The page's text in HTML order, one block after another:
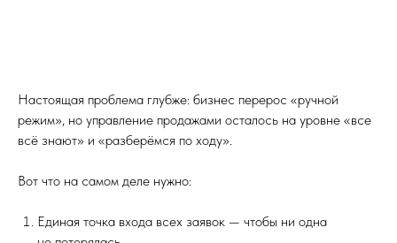
Настоящая проблема глубже: бизнес перерос «ручной
режим», но управление продажами осталось на уровне «все
всё знают» и «разберёмся по ходу».
Вот что на самом деле нужно:
Единая точка входа всех заявок — чтобы ни одна